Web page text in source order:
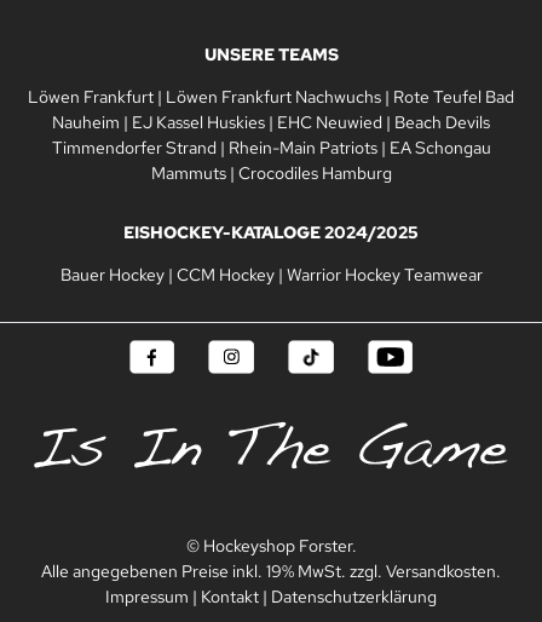
UNSERE TEAMS
Löwen Frankfurt | Löwen Frankfurt Nachwuchs | Rote Teufel Bad
Nauheim | EJ Kassel Huskies | EHC Neuwied | Beach Devils
Timmendorfer Strand | Rhein-Main Patriots| EA Schongau
Mammuts| Crocodiles Hamburg
EISHOCKEY-KATALOGE 2024/2025
Bauer Hockey| CCM Hockey| Warrior Hockey Teamwear
© Hockeyshop Forster.
Alle angegebenen Preise inkl. 19% MwSt. zzgl. Versandkosten.
Impressum | Kontakt | Datenschutzerklärung